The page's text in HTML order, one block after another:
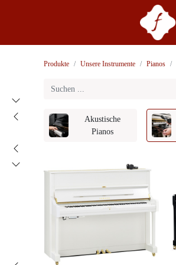
Produkte Unsere Instrumente Pianos
Akustische
Pianos